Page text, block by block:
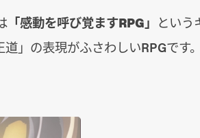
「感動を呼び覚ますRPG」 という
」の表現がふさわしいRPGです。